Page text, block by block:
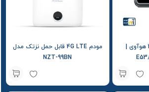
مودم جیبی تاچ 4.5G هوآوی |
مودم 4G LTE قابل حمل نزتک مدل
NZT-99BN